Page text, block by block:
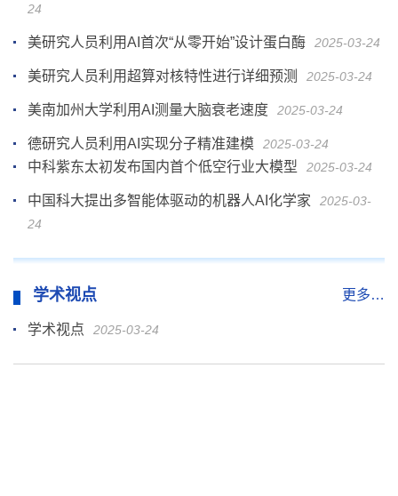
24
美研究人员利用AI首次“从零开始”设计蛋白酶 2025-03-24
美研究人员利用超算对核特性进行详细预测 2025-03-24
美南加州大学利用AI测量大脑衰老速度 2025-03-24
德研究人员利用AI实现分子精准建模 2025-03-24
中科紫东太初发布国内首个低空行业大模型 2025-03-24
中国科大提出多智能体驱动的机器人AI化学家
2025-03-
24
学术视点 更多…
学术视点 2025-03-24